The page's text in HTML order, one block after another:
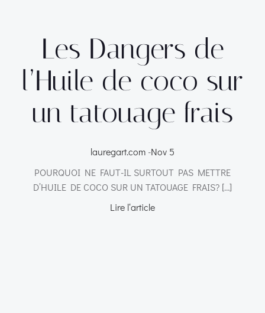
Les Dangers de
l’Huile de coco sur
un tatouage frais
lauregart.com -Nov 5
POURQUOI NE FAUT-IL SURTOUT PAS METTRE
D’HUILE DE COCO SUR UN TATOUAGE FRAIS? […]
Lire l‘article